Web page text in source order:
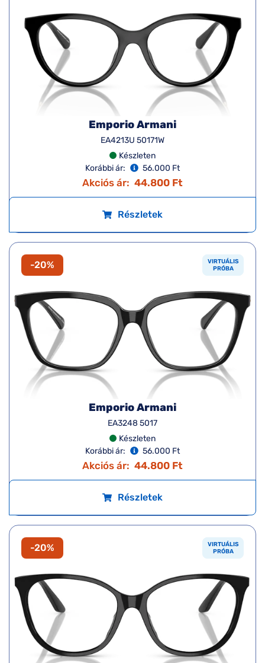
Emporio Armani
EA4213U 50171W
Készleten
Korábbi ár:
56.000 Ft
Akciós ár: 44.800 Ft
Részletek
-20%
VIRTUÁLIS
PRÓBA
Emporio Armani
EA3248 5017
Készleten
Korábbi ár:
56.000 Ft
Akciós ár: 44.800 Ft
Részletek
-20%
VIRTUÁLIS
PRÓBA